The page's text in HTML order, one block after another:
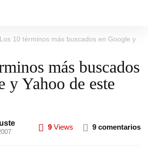
Los 10 términos más buscados en Google y
más buscados
y Yahoo de este
9 Views 9 comentarios